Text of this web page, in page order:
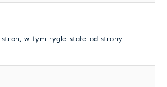
w tym rygle stałe od strony